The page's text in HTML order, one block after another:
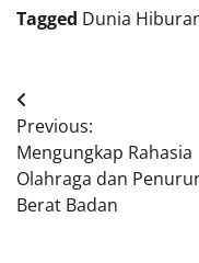
Tagged Dunia
Navigasi
pos
Previous:
Mengungkap Rahasia
Olahraga dan
Berat Badan